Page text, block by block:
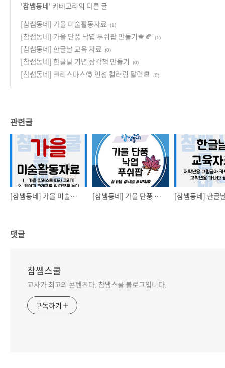
'참쌤동네' 카테고리의 다른 글
[참쌤동네] 가을 미술활동자료
(1)
[참쌤동네] 가을 단풍 낙엽 푸쉬팝 만들기🍁🍂 (1)
[참쌤동네] 한글날 교육 자료 (0)
[참쌤동네] 한글날 기념 삼각책 만들기 (0)
[참쌤동네] 크리스마스🎅 인성 컬러링 달력📆 (0)
관련글
[참쌤동네] 가을 미술활동자료 [참쌤동네] 가을 단풍 낙엽 푸쉬팝 만들기🍁🍂
댓글
참쌤스쿨
교사가 최고의 콘텐츠다. 참쌤스쿨 블로그입니다.
구독하기